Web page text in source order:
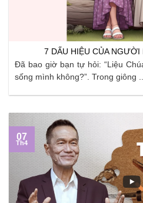
7 DẤU HIỆU CỦA
Đã bao giờ bạn tự hỏi: “Liệu
sống mình không?”. Trong giông ...
07
Th4